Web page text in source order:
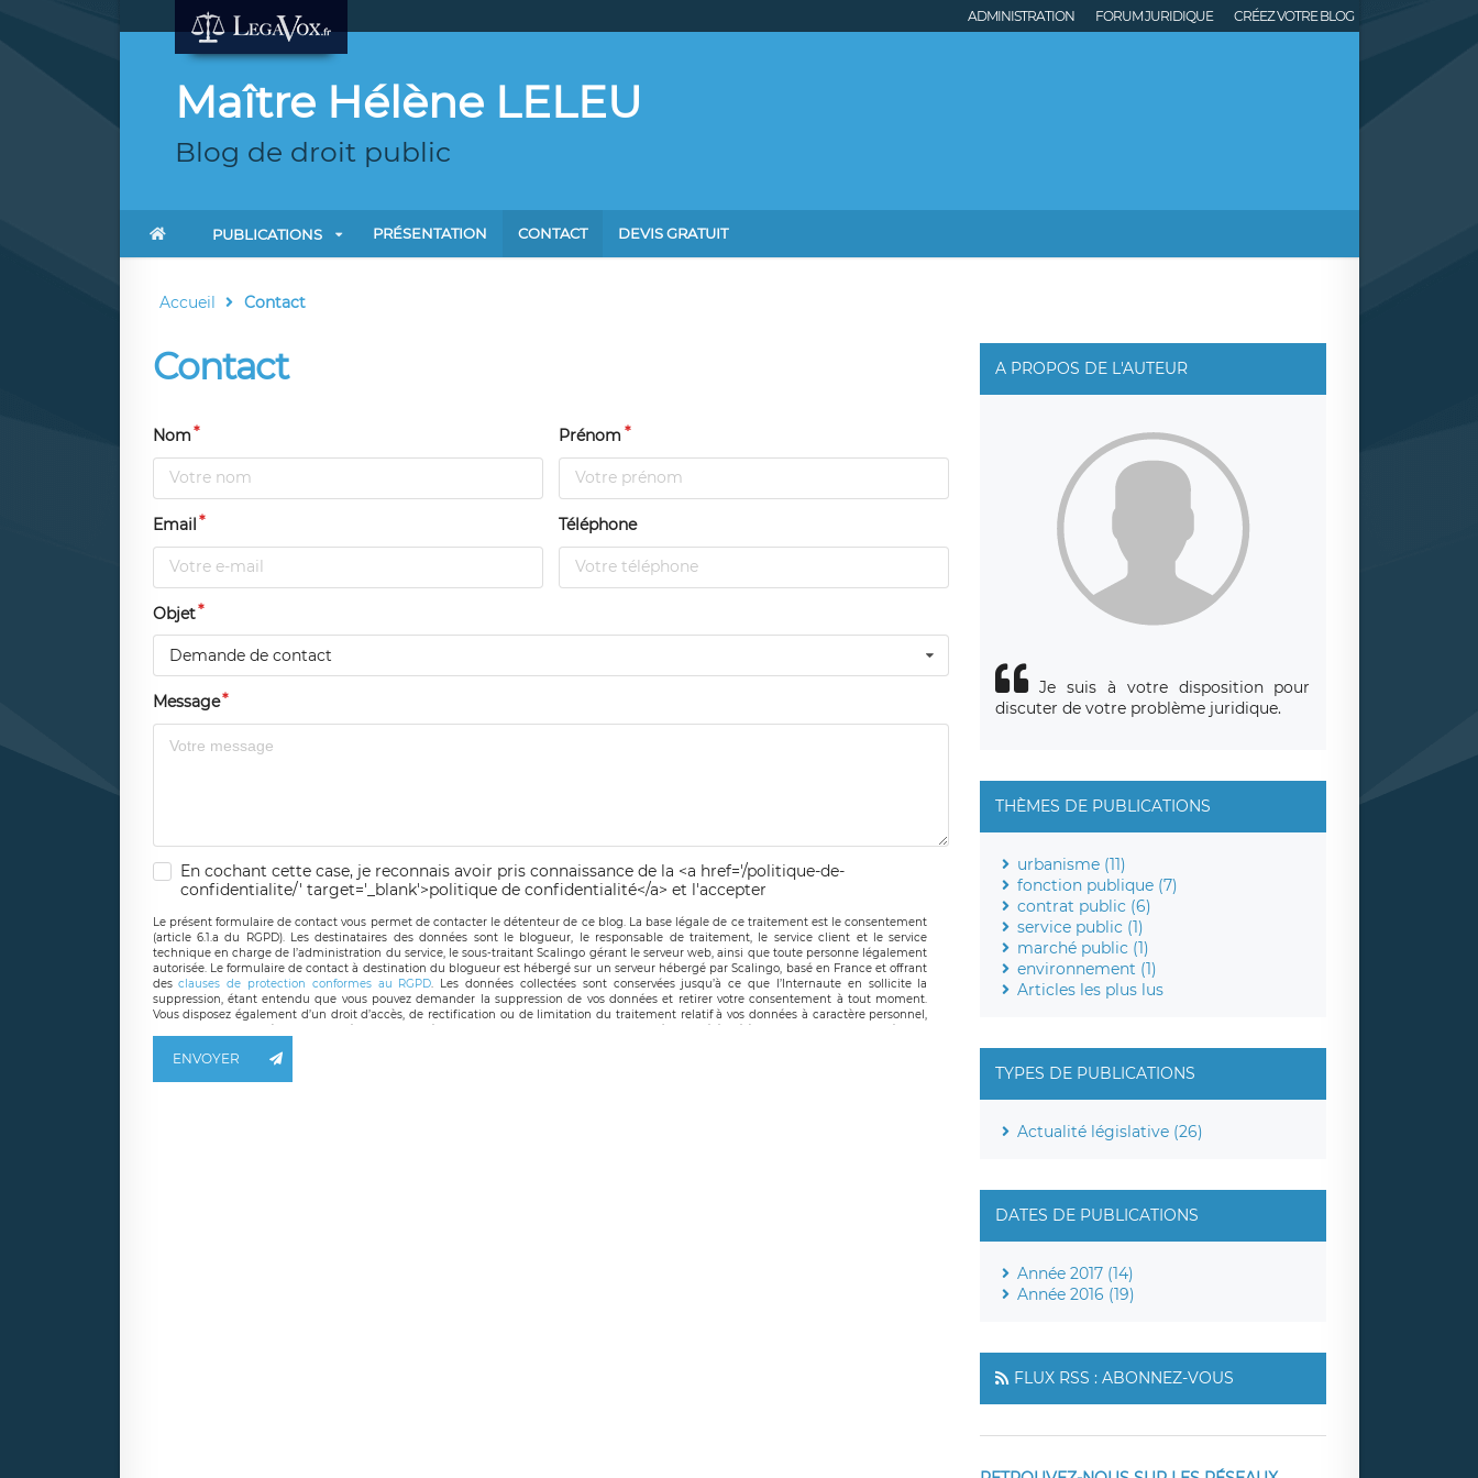
ADMINISTRATION FORUM JURIDIQUE CRÉEZ VOTRE BLOG
Maître Hélène LELEU
Blog de droit public
PUBLICATIONS PRÉSENTATION CONTACT DEVIS GRATUIT
Accueil Contact
Contact
Nom Prénom
Email Téléphone
Objet
Demande de contact
Message
En cochant cette case, je reconnais avoir pris connaissance de la <a href='/politique-de-
confidentialite/' target='_blank'>politique de confidentialité</a> et l'accepter
Le présent formulaire de contact vous permet de contacter le détenteur de ce blog. La base légale de ce traitement est le consentement
(article 6.1.a du RGPD). Les destinataires des données sont le blogueur, le responsable de traitement, le service client et le service
technique en charge de l’administration du service, le sous-traitant Scalingo gérant le serveur web, ainsi que toute personne légalement
autorisée. Le formulaire de contact à destination du blogueur est hébergé sur un serveur hébergé par Scalingo, basé en France et offrant
desclauses de protection conformes au RGPD. Les données collectées sont conservées jusqu’à ce que l’Internaute en sollicite la
suppression, étant entendu que vous pouvez demander la suppression de vos données et retirer votre consentement à tout moment.
Vous disposez également d’un droit d’accès, de rectification ou de limitation du traitement relatif à vos données à caractère personnel,
responsable de traitement est la société LÉGAVOX, sis 9 rue Léopold Sédar Senghor, joignable à l’adresse mail :
ENVOYER
A PROPOS DE L'AUTEUR
Je suis à votre disposition pour
discuter de votre problème juridique.
THÈMES DE PUBLICATIONS
urbanisme (11)
fonction publique (7)
contrat public (6)
service public (1)
marché public (1)
environnement (1)
Articles les plus lus
TYPES DE PUBLICATIONS
Actualité législative (26)
DATES DE PUBLICATIONS
Année 2017 (14)
Année 2016 (19)
FLUX RSS : ABONNEZ-VOUS